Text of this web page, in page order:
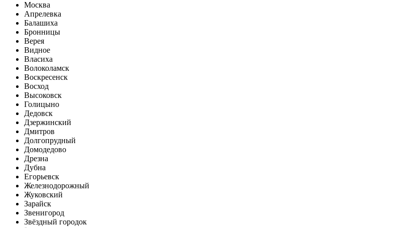
Москва
Апрелевка
Балашиха
Бронницы
Верея
Видное
Власиха
Волоколамск
Воскресенск
Восход
Высоковск
Голицыно
Дедовск
Дзержинский
Дмитров
Долгопрудный
Домодедово
Дрезна
Дубна
Егорьевск
Железнодорожный
Жуковский
Зарайск
Звенигород
Звёздный городок